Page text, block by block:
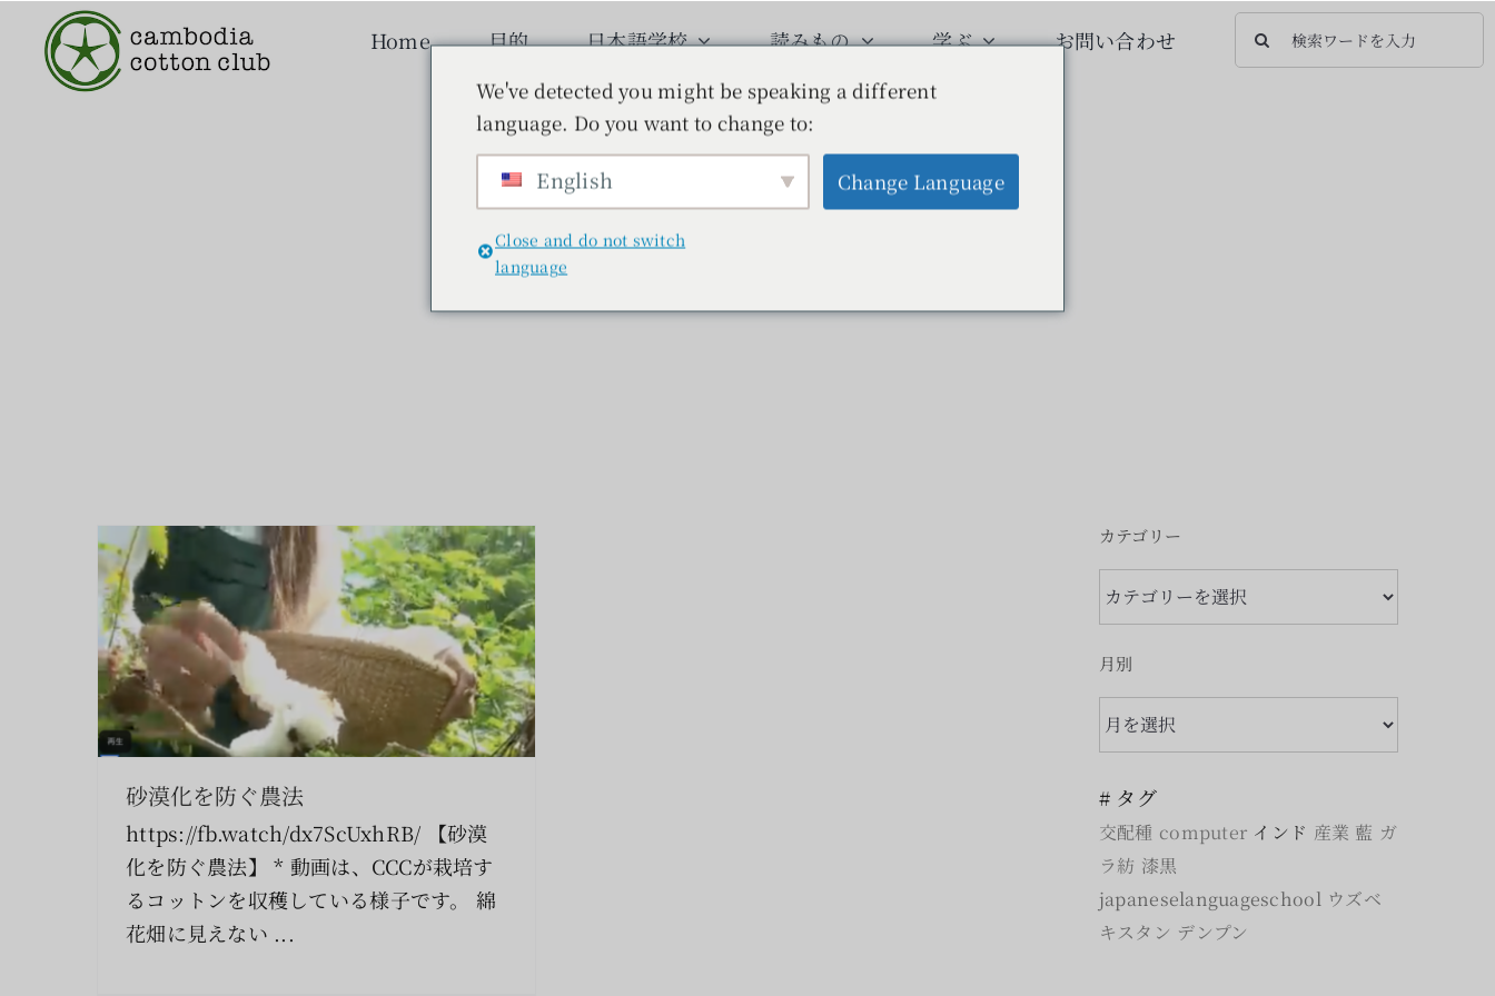
Home 目的 日本語学校 読みもの 学ぶ お問い合わせ
索
砂漠化を防ぐ農法
https://fb.watch/dx7ScUxhRB/ 【砂漠
化を防ぐ農法】 * 動画は、CCCが栽培す
るコットンを収穫している様子です。 綿
花畑に見えない ...
カテゴリー
カ
テ
ゴ
ー
月別
月
別
# タグ
交配種 computer インド 産業 藍 ガ
ラ紡 漆黒
japaneselanguageschool ウズベ
キスタン デンプン
We've detected you might be speaking a different
language. Do you want to change to:
English Change Language
Close and do not switch
language